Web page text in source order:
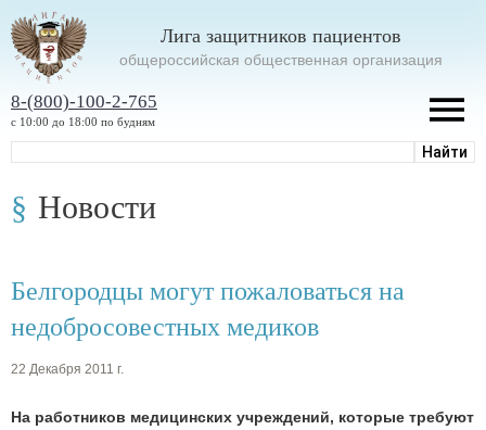
Лига защитников пациентов
oбщероссийская общественная организация
8-(800)-100-2-765
с 10:00 до 18:00 по будням
Новости
Белгородцы могут пожаловаться на
недобросовестных медиков
22 Декабря 2011 г.
На работников медицинских учреждений, которые требуют